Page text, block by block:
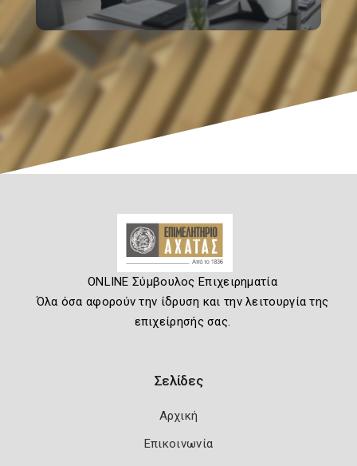
ONLINE Σύμβουλος Επιχειρηματία
Όλα όσα αφορούν την ίδρυση και την λειτουργία της
επιχείρησής σας.
Σελίδες
Αρχική
Επικοινωνία